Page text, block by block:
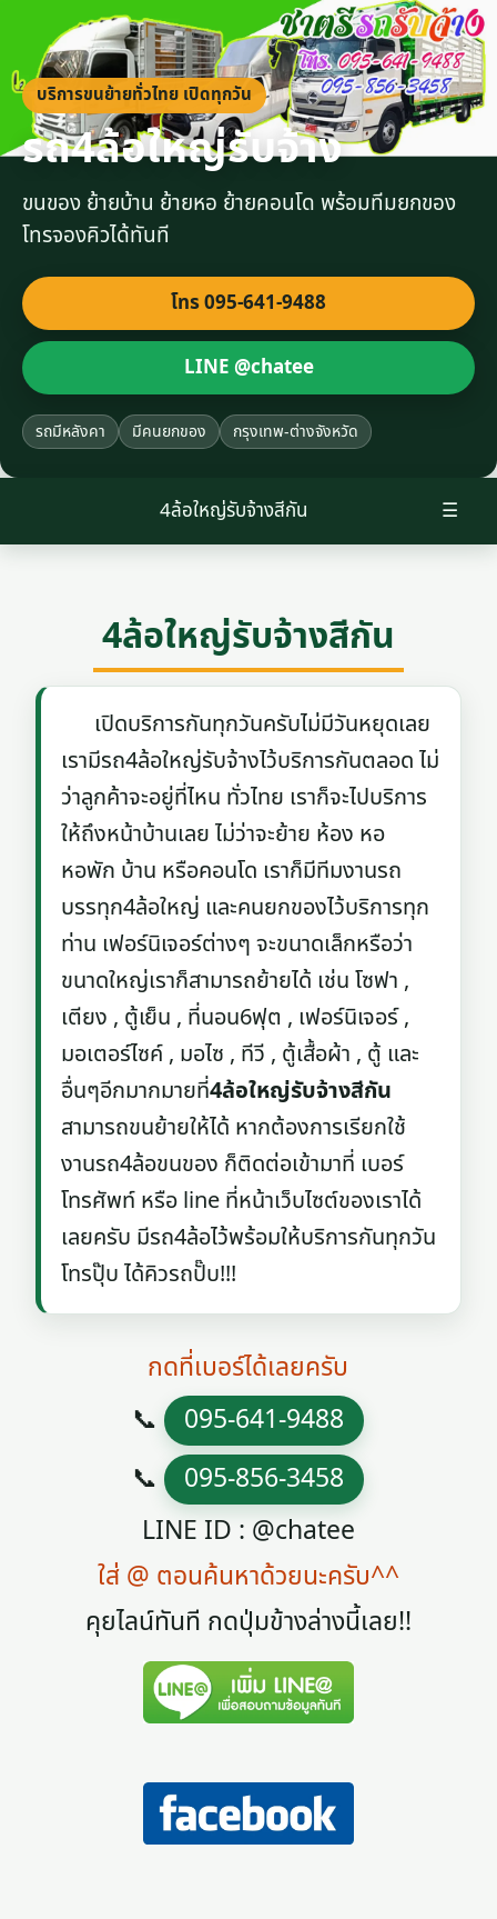
บริการขนย้ายทั่วไทย เปิดทุกวัน
รถ4ล้อใหญ่รับจ้าง
ขนของ ย้ายบ้าน ย้ายหอ ย้ายคอนโด พร้อมทีมยกของ
โทรจองคิวได้ทันที
โทร 095-641-9488
LINE @chatee
รถมีหลังคา มีคนยกของ กรุงเทพ-ต่างจังหวัด
☰
4ล้อใหญ่รับจ้างสีกัน
4ล้อใหญ่รับจ้างสีกัน
เปิดบริการกันทุกวันครับไม่มีวันหยุดเลย
เรามีรถ4ล้อใหญ่รับจ้างไว้บริการกันตลอด ไม่
ว่าลูกค้าจะอยู่ที่ไหน ทั่วไทย เราก็จะไปบริการ
ให้ถึงหน้าบ้านเลย ไม่ว่าจะย้าย ห้อง หอ
หอพัก บ้าน หรือคอนโด เราก็มีทีมงานรถ
บรรทุก4ล้อใหญ่ และคนยกของไว้บริการทุก
ท่าน เฟอร์นิเจอร์ต่างๆ จะขนาดเล็กหรือว่า
ขนาดใหญ่เราก็สามารถย้ายได้ เช่น โซฟา ,
เตียง , ตู้เย็น , ที่นอน6ฟุต , เฟอร์นิเจอร์ ,
มอเตอร์ไซค์ , มอไซ , ทีวี , ตู้เสื้อผ้า , ตู้ และ
อื่นๆอีกมากมายที่4ล้อใหญ่รับจ้างสีกัน
สามารถขนย้ายให้ได้ หากต้องการเรียกใช้
งานรถ4ล้อขนของ ก็ติดต่อเข้ามาที่ เบอร์
โทรศัพท์ หรือ line ที่หน้าเว็บไซต์ของเราได้
เลยครับ มีรถ4ล้อไว้พร้อมให้บริการกันทุกวัน
โทรปุ๊บ ได้คิวรถปั๊บ!!!
กดที่เบอร์ได้เลยครับ
📞 095-641-9488
📞 095-856-3458
LINE ID : @chatee
ใส่ @ ตอนค้นหาด้วยนะครับ^^
คุยไลน์ทันที กดปุ่มข้างล่างนี้เลย!!